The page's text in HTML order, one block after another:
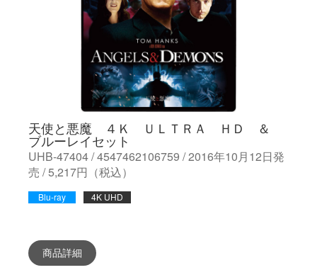
天使と悪魔 ４Ｋ ＵＬＴＲＡ ＨＤ ＆
ブルーレイセット
UHB-47404 / 4547462106759 / 2016年10月12日発
売 / 5,217円（税込）
Blu-ray 4K UHD
商品詳細